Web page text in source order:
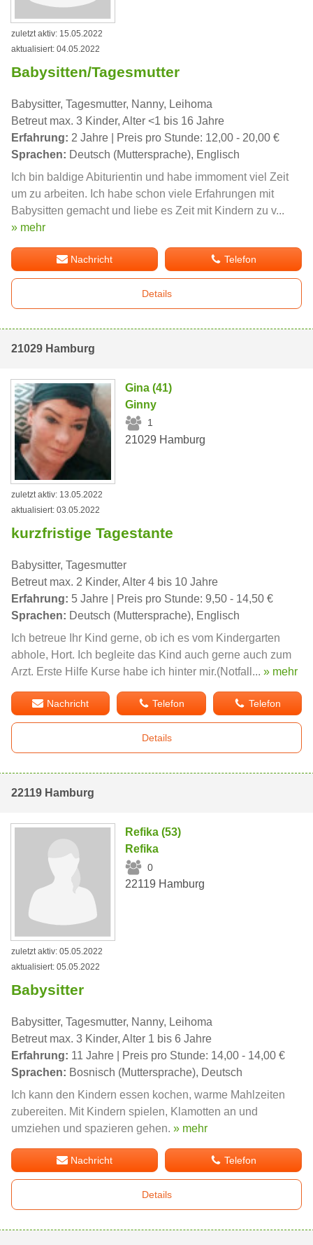
zuletzt aktiv: 15.05.2022
aktualisiert: 04.05.2022
Babysitten/Tagesmutter
Babysitter, Tagesmutter, Nanny, Leihoma
Betreut max. 3 Kinder, Alter <1 bis 16 Jahre
Erfahrung: 2 Jahre | Preis pro Stunde: 12,00 - 20,00 €
Sprachen: Deutsch (Muttersprache), Englisch
Ich bin baldige Abiturientin und habe immoment viel Zeit
um zu arbeiten. Ich habe schon viele Erfahrungen mit
Babysitten gemacht und liebe es Zeit mit Kindern zu v...
» mehr
Nachricht Telefon
Details
21029 Hamburg
Gina (41)
Ginny
1
21029 Hamburg
zuletzt aktiv: 13.05.2022
aktualisiert: 03.05.2022
kurzfristige Tagestante
Babysitter, Tagesmutter
Betreut max. 2 Kinder, Alter 4 bis 10 Jahre
Erfahrung: 5 Jahre | Preis pro Stunde: 9,50 - 14,50 €
Sprachen: Deutsch (Muttersprache), Englisch
Ich betreue Ihr Kind gerne, ob ich es vom Kindergarten
abhole, Hort. Ich begleite das Kind auch gerne auch zum
Arzt. Erste Hilfe Kurse habe ich hinter mir.(Notfall... » mehr
Nachricht Telefon Telefon
Details
22119 Hamburg
Refika (53)
Refika
0
22119 Hamburg
zuletzt aktiv: 05.05.2022
aktualisiert: 05.05.2022
Babysitter
Babysitter, Tagesmutter, Nanny, Leihoma
Betreut max. 3 Kinder, Alter 1 bis 6 Jahre
Erfahrung: 11 Jahre | Preis pro Stunde: 14,00 - 14,00 €
Sprachen: Bosnisch (Muttersprache), Deutsch
Ich kann den Kindern essen kochen, warme Mahlzeiten
zubereiten. Mit Kindern spielen, Klamotten an und
umziehen und spazieren gehen. » mehr
Nachricht Telefon
Details